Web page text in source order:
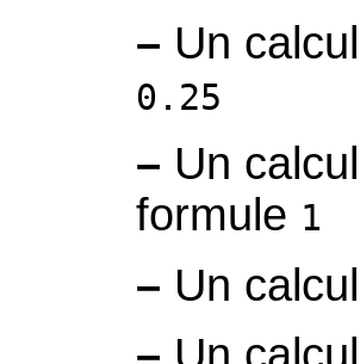
– Un
0.25
– Un
formule 1
– Un